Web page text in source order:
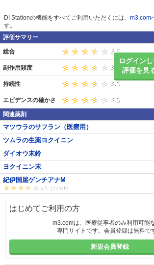
DI Stationの機能をすべてご利用いただくには、 m3.com
す。
評価サマリー
ログイン
評価を見
総合
副作用頻度
持続性
エビデンスの確かさ
関連薬剤
マツウラのサフラン（医療用）
ツムラの生薬ヨクイニン
ダイオウ末鈴
ヨクイニン末
紀伊国屋ゲンチアナM
はじめてご利用の方
m3.comは、医療従事者のみ利用可能
専門サイトです。会員登録は無料で
新規会員登録